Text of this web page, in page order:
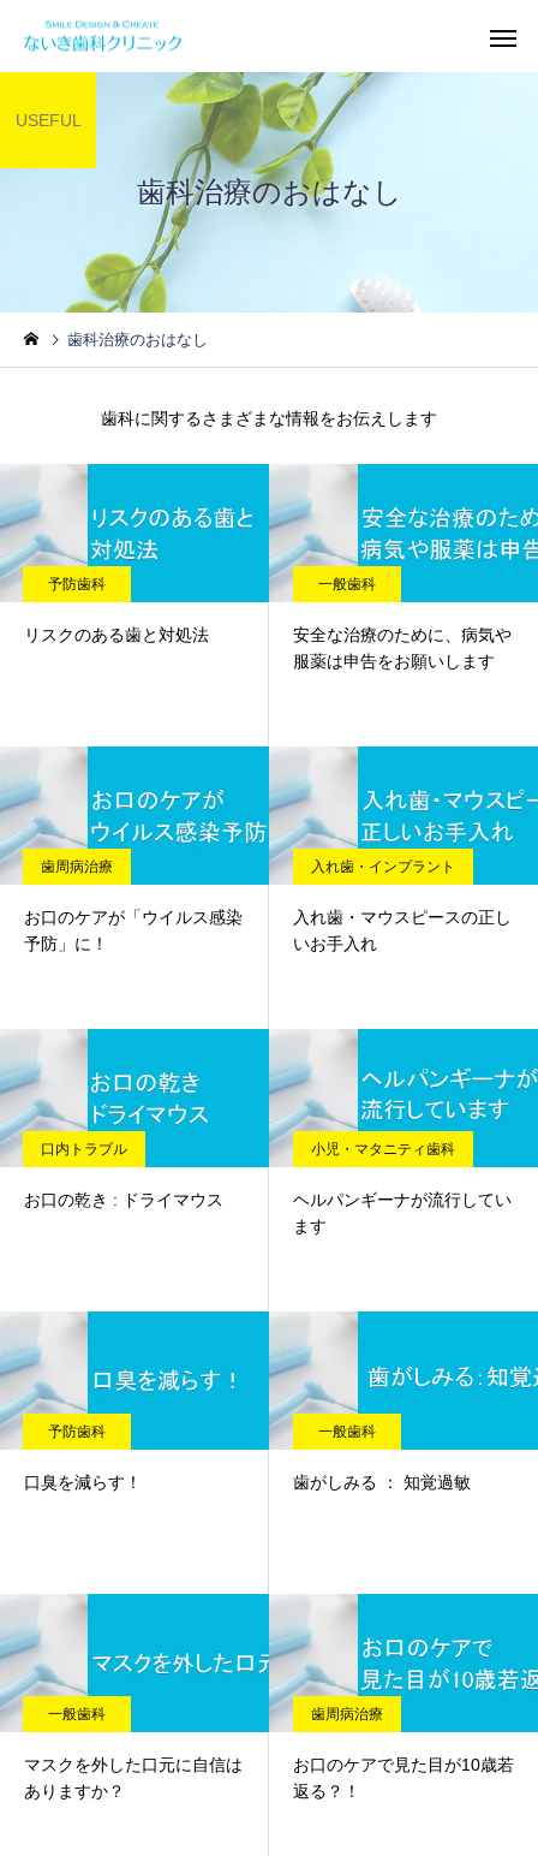
歯周病治療 入れ歯・イン
歯科治療のおはなし
USEFUL
歯科治療のおはなし
歯科に関するさまざまな情報をお伝えします
予防歯科
リスクのある歯と対処法
一般歯科
安全な治療のために、病気や
服薬は申告をお願いします
歯周病治療
お口のケアが「ウイルス感染
予防」に！
入れ歯・インプラント
入れ歯・マウスピースの正し
いお手入れ
口内トラブル
お口の乾き : ドライマウス
小児・マタニティ歯科
ヘルパンギーナが流行してい
ます
予防歯科
口臭を減らす！
一般歯科
歯がしみる ： 知覚過敏
一般歯科
マスクを外した口元に自信は
ありますか？
歯周病治療
お口のケアで見た目が10歳若
返る？！